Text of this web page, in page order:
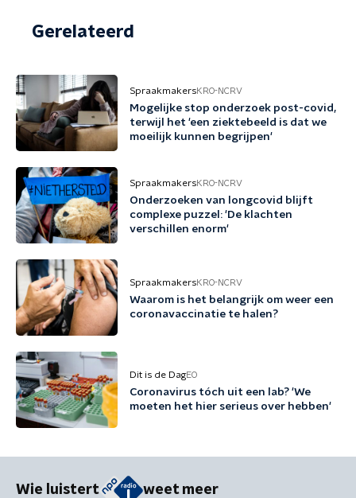
Gerelateerd
SpraakmakersKRO-NCRV
Mogelijke stop onderzoek post-covid,
terwijl het 'een ziektebeeld is dat we
moeilijk kunnen begrijpen'
SpraakmakersKRO-NCRV
Onderzoeken van longcovid blijft
complexe puzzel: 'De klachten
verschillen enorm'
SpraakmakersKRO-NCRV
Waarom is het belangrijk om weer een
coronavaccinatie te halen?
Dit is de DagEO
Coronavirus tóch uit een lab? 'We
moeten het hier serieus over hebben'
Wie luistert weet meer